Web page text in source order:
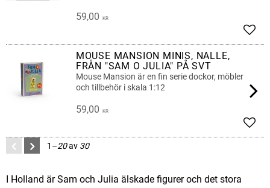
59,00 KR
MOUSE MANSION MINIS, NALLE,
FRÅN "SAM O JULIA" PÅ SVT
Mouse Mansion är en fin serie dockor, möbler
och tillbehör i skala 1:12
59,00 KR
1–20av 30
I Holland är Sam och Julia älskade figurer och det stora